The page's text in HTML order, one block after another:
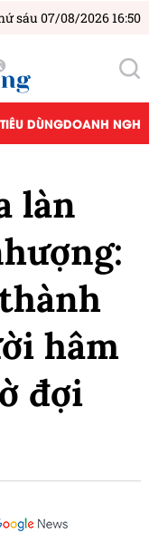
sáu 07/08/2026 16:50
DÙNGDOANH
làn
hâm
đợi